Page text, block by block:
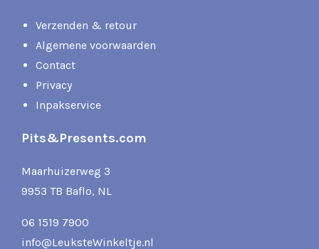
Verzenden & retour
Algemene voorwaarden
Contact
Privacy
Inpakservice
Pits&Presents.com
Maarhuizerweg 3
9953 TB Baflo, NL
06 1519 7900
info@LeuksteWinkeltje.nl